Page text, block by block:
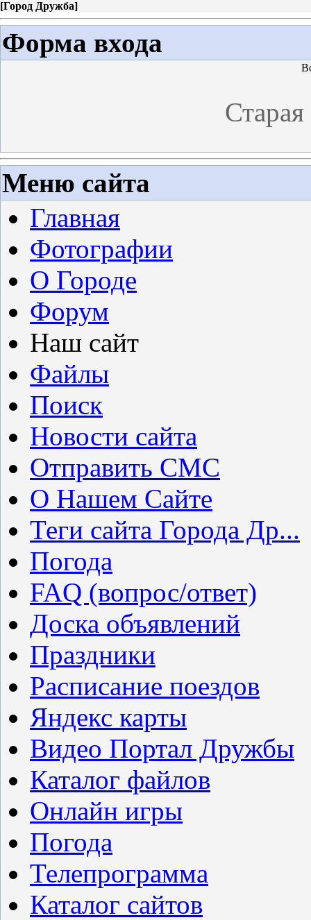
[Город Дружба]
Форма входа
Меню сайта
Главная
Фотографии
О Городе
Форум
Наш сайт
Файлы
Поиск
Новости сайта
Отправить СМС
О Нашем Сайте
Теги сайта Города Др...
Погода
FAQ (вопрос/ответ)
Доска объявлений
Праздники
Расписание поездов
Яндекс карты
Видео Портал Дружбы
Каталог файлов
Онлайн игры
Погода
Телепрограмма
Каталог сайтов